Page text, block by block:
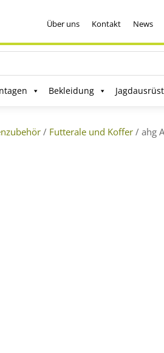
Über uns Kontakt News
Bekleidung
/ Futterale und Koffer / ahg